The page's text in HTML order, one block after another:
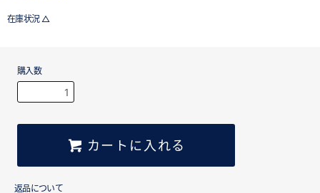
在庫状況 △
購入数
カートに入れる
返品について